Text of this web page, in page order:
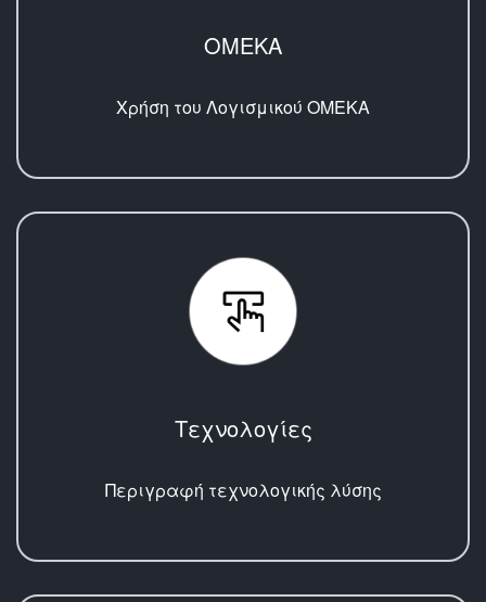
ΟΜΕΚΑ
Χρήση του Λογισμικού ΟΜΕΚΑ
Τεχνολογίες
Περιγραφή τεχνολογικής λύσης